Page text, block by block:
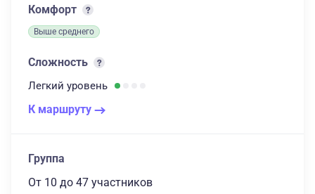
Комфорт
Выше среднего
Сложность
Легкий уровень
К маршруту
Группа
От 10 до 47 участников